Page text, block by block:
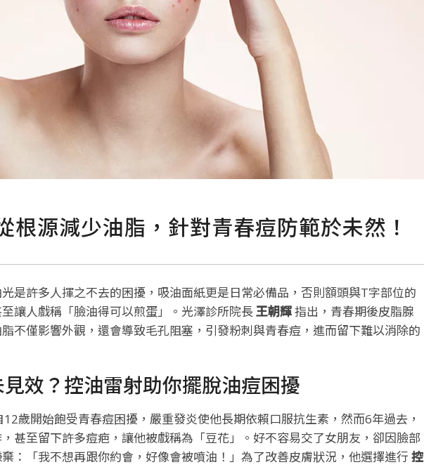
根源減少油脂，針對青春痘防範於未然！
是許多人揮之不去的困擾，吸油面紙更是日常必備品，否則額頭與T字部位的
讓人戲稱「臉油得可以煎蛋」。光澤診所院長王朝輝指出，青春期後皮脂腺
不僅影響外觀，還會導致毛孔阻塞，引發粉刺與青春痘，進而留下難以消除的
效？控油雷射助你擺脫油痘困擾
歲開始飽受青春痘困擾，嚴重發炎使他長期依賴口服抗生素，然而6年過去，
甚至留下許多痘疤，讓他被戲稱為「豆花」。好不容易交了女朋友，卻因臉部
：「我不想再跟你約會，好像會被噴油！」為了改善皮膚狀況，他選擇進行控